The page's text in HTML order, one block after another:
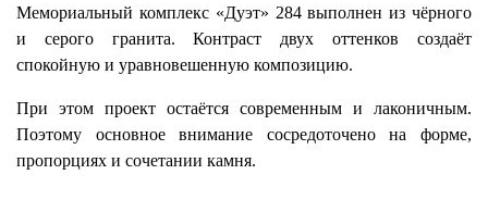
Мемориальный комплекс «Дуэт» 284 выполнен из чёрного
и серого гранита. Контраст двух оттенков создаёт
спокойную и уравновешенную композицию.
При этом проект остаётся современным и лаконичным.
Поэтому основное внимание сосредоточено на форме,
пропорциях и сочетании камня.